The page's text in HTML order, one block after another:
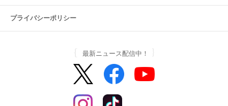
プライバシーポリシー
最新ニュース配信中！